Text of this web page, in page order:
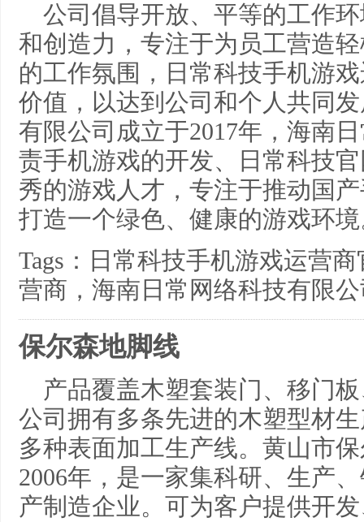
公司倡导开放、平等的工作
和创造力，专注于为员工营造
的工作氛围，日常科技手机游
价值，以达到公司和个人共同
有限公司成立于2017年，海南
责手机游戏的开发、日常科技
秀的游戏人才，专注于推动国
打造一个绿色、健康的游戏环
Tags：日常科技手机游戏运营
营商，海南日常网络科技有限
保尔森地脚线
产品覆盖木塑套装门、移门
公司拥有多条先进的木塑型材
多种表面加工生产线。黄山市
2006年，是一家集科研、生产
产制造企业。可为客户提供开